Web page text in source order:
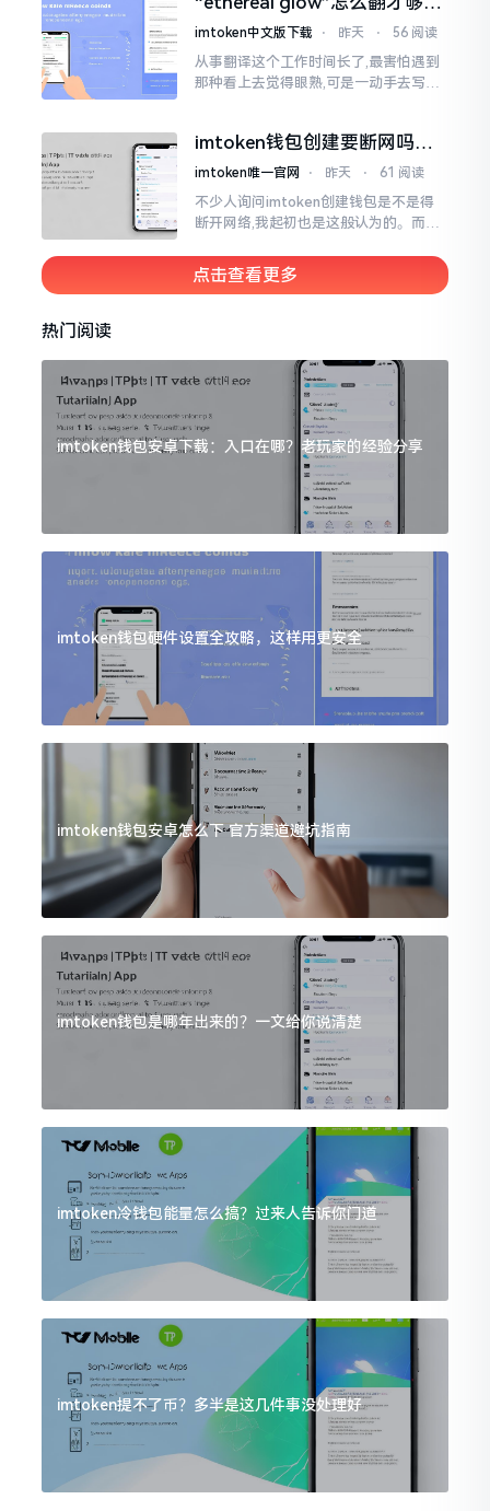
至极点。
儿？翻译圈老油条的私房话
imtoken中文版下载 ⋅ 昨天 ⋅ 56 阅读
从事翻译这个工作时间长了,最害怕遇到
那种看上去觉得眼熟,可是一动手去写就
imtoken钱包创建要断网吗？
老玩家说说真实情况
imtoken唯一官网 ⋅ 昨天 ⋅ 61 阅读
不少人询问imtoken创建钱包是不是得
断开网络,我起初也是这般认为的。而后
夸张了。断网创建主要是为了防范中间
人攻击
点击查看更多
热门阅读
imtoken钱包安卓下载：入口在哪？老玩家的经验分享
imtoken钱包硬件设置全攻略，这样用更安全
imtoken钱包安卓怎么下 官方渠道避坑指南
imtoken钱包是哪年出来的？一文给你说清楚
imtoken冷钱包能量怎么搞？过来人告诉你门道
imtoken提不了币？多半是这几件事没处理好